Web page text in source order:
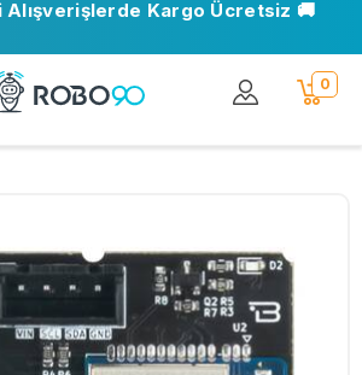
Alışverişlerde Kargo Ücretsiz 🚚
0